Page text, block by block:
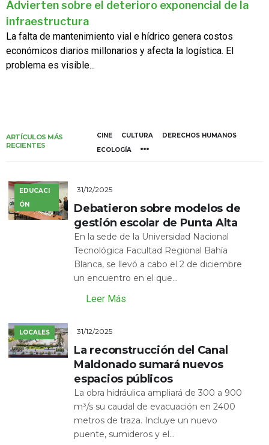
Advierten sobre el deterioro exponencial de la
infraestructura
La falta de mantenimiento vial e hídrico genera costos
económicos diarios millonarios y afecta la logística. El
problema es visible...
ARTÍCULOS MÁS
RECIENTES
CINE CULTURA
DERECHOS HUMANOS
ECOLOGÍA
EDUCACI
ÓN
31/12/2025
Debatieron sobre modelos de
gestión escolar de Punta Alta
En la sede de la Universidad Nacional
Tecnológica Facultad Regional Bahía
Blanca, se llevó a cabo el 2 de diciembre
un encuentro en el que...
Leer Más
LOCALES 31/12/2025
La reconstrucción del Canal
Maldonado sumará nuevos
espacios públicos
La obra hidráulica ampliará de 300 a 900
m³/s su caudal de evacuación en 2400
metros de traza. Incluye un nuevo
puente, sumideros y el...